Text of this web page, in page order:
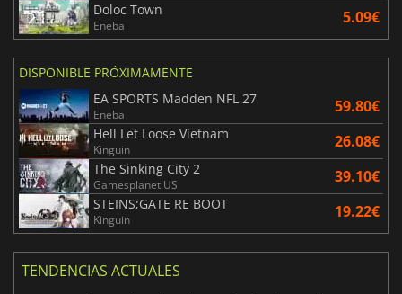
Doloc Town
Eneba 5.09€
DISPONIBLE PRÓXIMAMENTE
EA SPORTS Madden NFL 27
Eneba 59.80€
Hell Let Loose Vietnam
Kinguin 26.08€
The Sinking City 2
Gamesplanet US 39.10€
STEINS;GATE RE BOOT
Kinguin 19.22€
TENDENCIAS ACTUALES